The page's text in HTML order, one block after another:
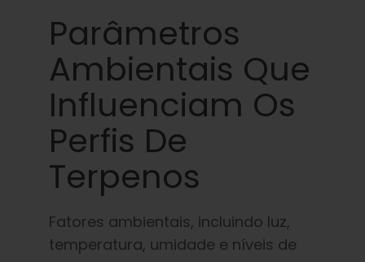
Parâmetros
Ambientais Que
Influenciam Os
Perfis De
Terpenos
Fatores ambientais, incluindo luz,
temperatura, umidade e níveis de